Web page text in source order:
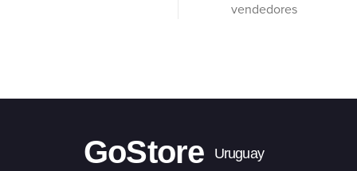
vendedores
GoStore Uruguay